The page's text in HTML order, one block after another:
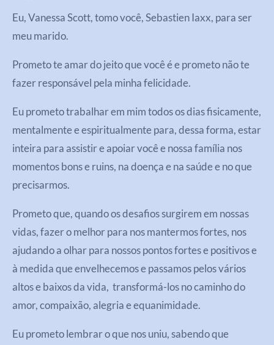
Eu, Vanessa Scott, tomo você, Sebastien Iaxx, para ser
meu marido.
Prometo te amar do jeito que você é e prometo não te
fazer responsável pela minha felicidade.
Eu prometo trabalhar em mim todos os dias fisicamente,
mentalmente e espiritualmente para, dessa forma, estar
inteira para assistir e apoiar você e nossa família nos
momentos bons e ruins, na doença e na saúde e no que
precisarmos.
Prometo que, quando os desafios surgirem em nossas
vidas, fazer o melhor para nos mantermos fortes, nos
ajudando a olhar para nossos pontos fortes e positivos e
à medida que envelhecemos e passamos pelos vários
altos e baixos da vida, transformá-los no caminho do
amor, compaixão, alegria e equanimidade.
Eu prometo lembrar o que nos uniu, sabendo que